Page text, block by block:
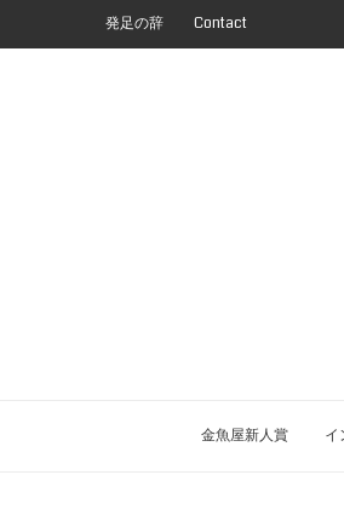
発足の辞 Contact
金魚屋新人賞 イ